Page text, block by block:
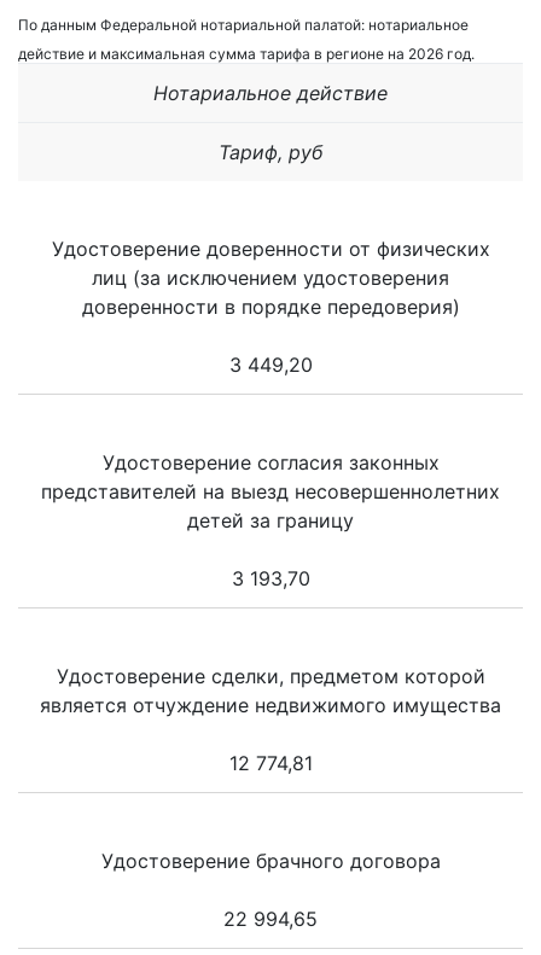
По данным Федеральной нотариальной палатой: нотариальное
действие и максимальная сумма тарифа в регионе на 2026 год.
Нотариальное действие
Тариф, руб
Удостоверение доверенности от физических
лиц (за исключением удостоверения
доверенности в порядке передоверия)
3 449,20
Удостоверение согласия законных
представителей на выезд несовершеннолетних
детей за границу
3 193,70
Удостоверение сделки, предметом которой
является отчуждение недвижимого имущества
12 774,81
Удостоверение брачного договора
22 994,65